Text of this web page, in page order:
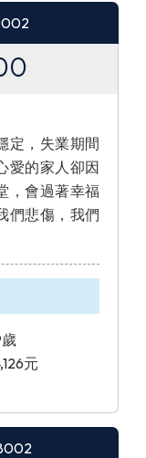
定，失業期間
愛的家人卻因
，會過著幸福
們悲傷，我們
元